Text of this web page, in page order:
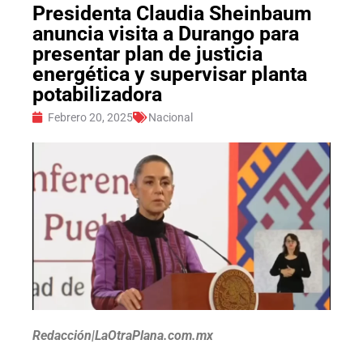
Presidenta Claudia Sheinbaum
anuncia visita a Durango para
presentar plan de justicia
energética y supervisar planta
potabilizadora
Febrero 20, 2025 Nacional
Redacción|LaOtraPlana.com.mx